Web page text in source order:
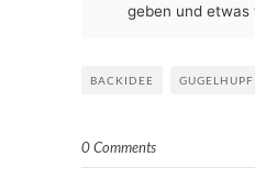
geben und etwas
BACKIDEE GUGELHUPF
0 Comments